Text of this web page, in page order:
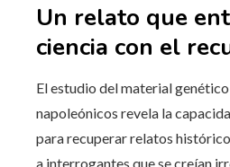
Un relato que
ciencia con el
El estudio del material
napoleónicos revela la
para recuperar relatos
a interrogantes que se creían